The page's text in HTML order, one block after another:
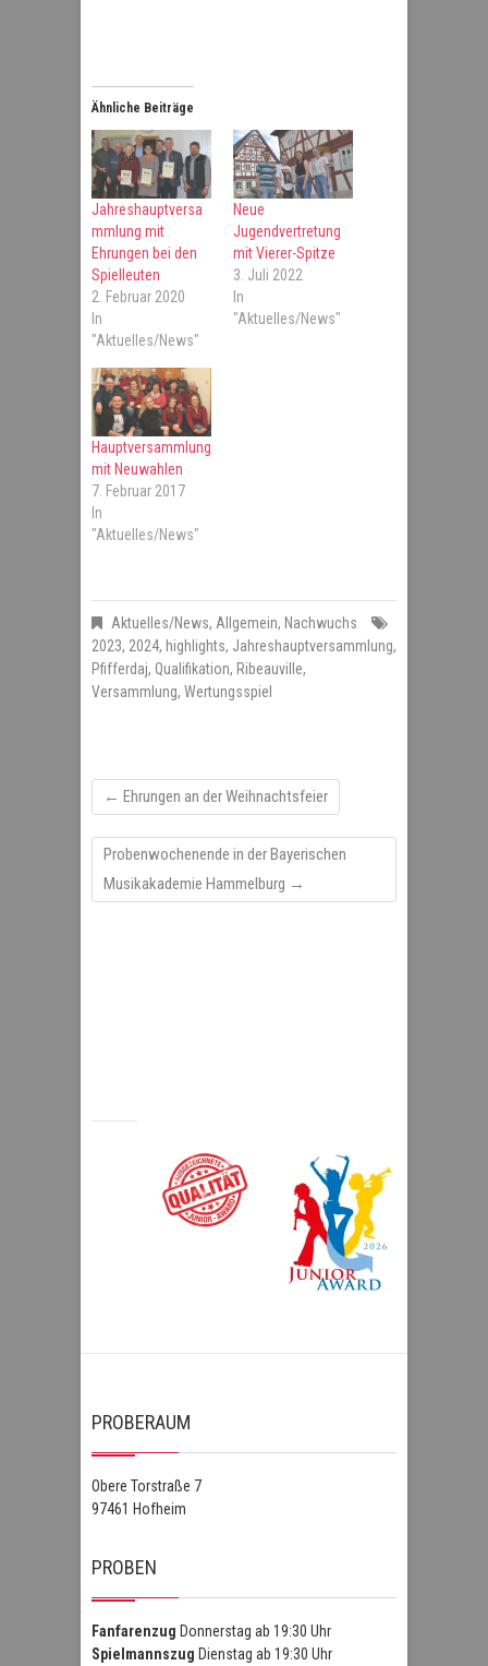
Ähnliche Beiträge
Jahreshauptversa
mmlung mit
Ehrungen bei den
Spielleuten
2. Februar 2020
In
"Aktuelles/News"
Neue
Jugendvertretung
mit Vierer-Spitze
3. Juli 2022
In
"Aktuelles/News"
Hauptversammlung
mit Neuwahlen
7. Februar 2017
In
"Aktuelles/News"
Aktuelles/News, Allgemein, Nachwuchs
2023, 2024, highlights, Jahreshauptversammlung,
Pfifferdaj, Qualifikation, Ribeauville,
Versammlung, Wertungsspiel
← Ehrungen an der Weihnachtsfeier
Probenwochenende in der Bayerischen
Musikakademie Hammelburg →
PROBERAUM
Obere Torstraße 7
97461 Hofheim
PROBEN
Fanfarenzug Donnerstag ab 19:30 Uhr
Spielmannszug Dienstag ab 19:30 Uhr